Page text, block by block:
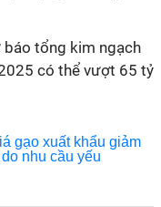
báo tổng kim ngạch
có thể vượt 65 tỷ